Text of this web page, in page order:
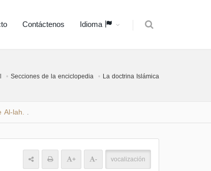
Contáctenos Idioma
Secciones de la enciclopedia La doctrina Islámica
Al-lah.
+ - vocalización